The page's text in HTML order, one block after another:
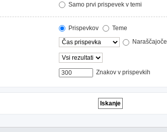
Samo prvi prispevek v temi
Prispevkov
Teme
Naraščajoče
Znakov v prispevkih